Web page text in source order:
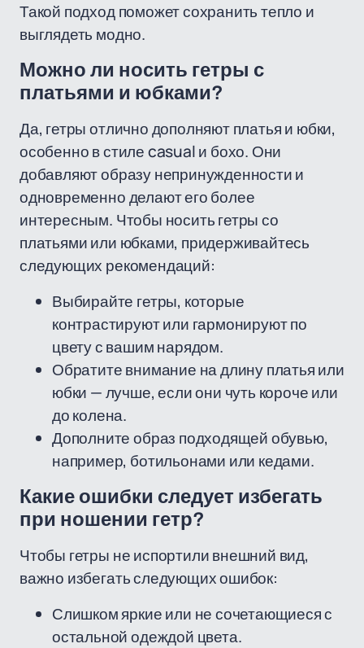
Такой подход поможет сохранить тепло и
выглядеть модно.
Можно ли носить гетры с
платьями и юбками?
Да, гетры отлично дополняют платья и юбки,
особенно в стиле casual и бохо. Они
добавляют образу непринужденности и
одновременно делают его более
интересным. Чтобы носить гетры со
платьями или юбками, придерживайтесь
следующих рекомендаций:
Выбирайте гетры, которые
контрастируют или гармонируют по
цвету с вашим нарядом.
Обратите внимание на длину платья или
юбки — лучше, если они чуть короче или
до колена.
Дополните образ подходящей обувью,
например, ботильонами или кедами.
Какие ошибки следует избегать
при ношении гетр?
Чтобы гетры не испортили внешний вид,
важно избегать следующих ошибок:
Слишком яркие или не сочетающиеся с
остальной одеждой цвета.